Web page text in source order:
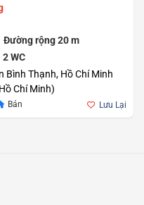
Đường rộng 20 m
2 WC
Bình Thạnh, Hồ Chí Minh
Chí Minh)
Bán Lưu Lại